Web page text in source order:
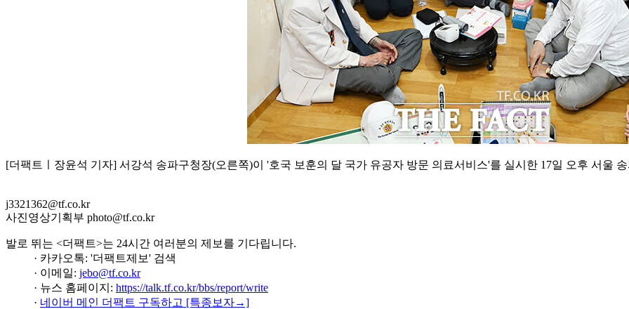
[더팩트ㅣ장윤석 기자] 서강석 송파구청장(오른쪽)이 '호국 보훈의 달 국가 유공자 방문 의료서비스'를 실시한 17일 오후 서울
j3321362@tf.co.kr
사진영상기획부 photo@tf.co.kr
발로 뛰는 <더팩트>는 24시간 여러분의 제보를 기다립니다.
· 카카오톡: '더팩트제보' 검색
· 이메일: jebo@tf.co.kr
· 뉴스 홈페이지: https://talk.tf.co.kr/bbs/report/write
· 네이버 메인 더팩트 구독하고 [특종보자→]